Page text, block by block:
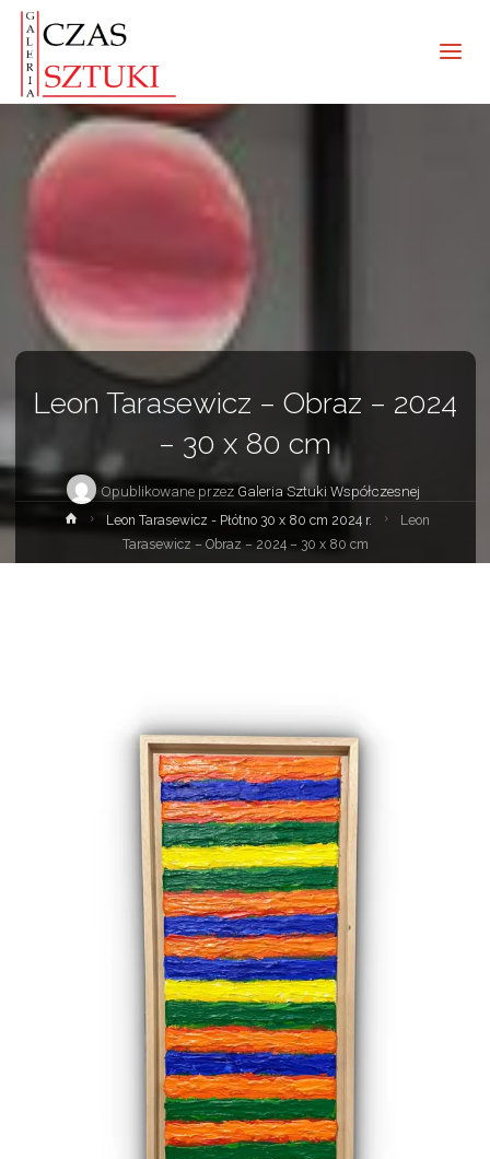
Leon Tarasewicz – Obraz – 2024
– 30 x 80 cm
Opublikowane przez Galeria Sztuki Współczesnej
Strona
główna
Leon Tarasewicz - Płótno 30 x 80 cm 2024 r.
Leon
Tarasewicz – Obraz – 2024 – 30 x 80 cm